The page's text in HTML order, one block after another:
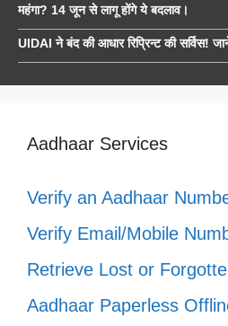
महंगा? 14 जून से लागू होंगे ये बदलाव।
UIDAI ने बंद की आधार रिप्रिन्ट की सर्विस!
Aadhaar Services
Verify an Aadhaar
Verify Email/Mobile
Retrieve Lost or
Aadhaar Paperless